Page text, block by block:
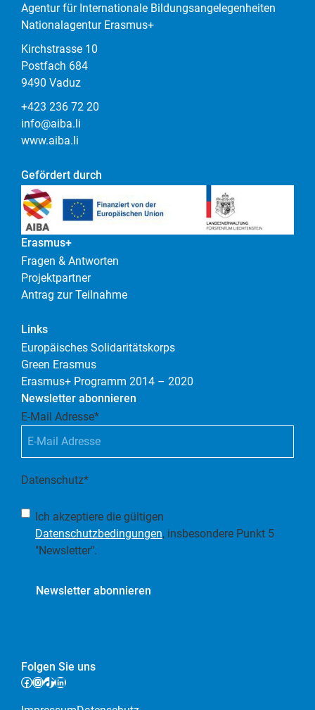
Agentur für Internationale Bildungsangelegenheiten
Nationalagentur Erasmus+
Kirchstrasse 10
Postfach 684
9490 Vaduz
+423 236 72 20
info@aiba.li
www.aiba.li
Gefördert durch
Erasmus+
Fragen & Antworten
Projektpartner
Antrag zur Teilnahme
Links
Europäisches Solidaritätskorps
Green Erasmus
Erasmus+ Programm 2014 – 2020
Newsletter abonnieren
E-Mail Adresse*
Datenschutz*
Ich akzeptiere die gültigen
Datenschutzbedingungen, insbesondere Punkt 5
"Newsletter".
Folgen Sie uns
Facebook
Instagram
TikTok
LinkedIn